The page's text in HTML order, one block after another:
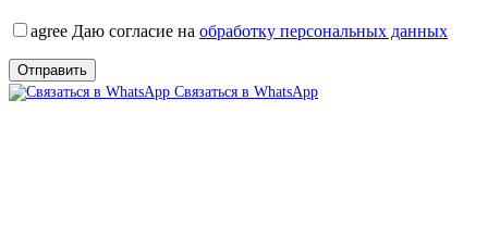
agree Даю согласие на обработку персональных данных
Связаться в WhatsApp